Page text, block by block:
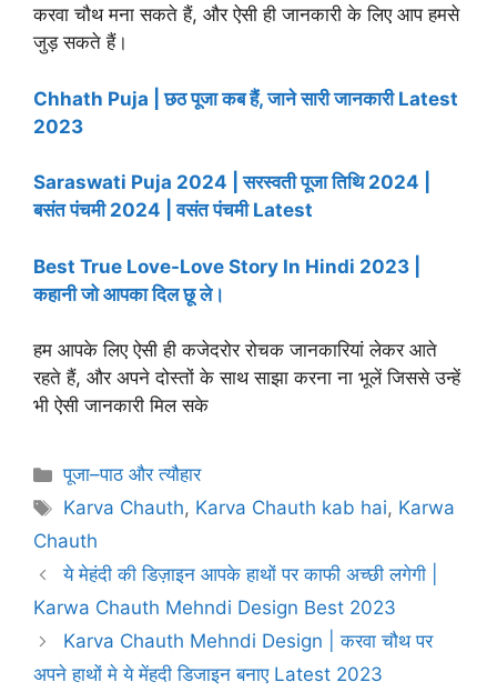
करवा चौथ मना सकते हैं, और ऐसी ही जानकारी के लिए आप हमसे
जुड़ सकते हैं।
Chhath Puja | छठ पूजा कब हैं, जाने सारी जानकारी Latest
2023
Saraswati Puja 2024 | सरस्वती पूजा तिथि 2024 |
बसंत पंचमी 2024 | वसंत पंचमी Latest
Best True Love-Love Story In Hindi 2023 |
कहानी जो आपका दिल छू ले।
हम आपके लिए ऐसी ही कजेदरोर रोचक जानकारियां लेकर आते
रहते हैं, और अपने दोस्तों के साथ साझा करना ना भूलें जिससे उन्हें
भी ऐसी जानकारी मिल सके
Categories
पूजा–पाठ और त्यौहार
Tags
Karva Chauth, Karva Chauth kab hai, Karwa
Chauth
ये मेहंदी की डिज़ाइन आपके हाथों पर काफी अच्छी लगेगी |
Karwa Chauth Mehndi Design Best 2023
Karva Chauth Mehndi Design | करवा चौथ पर
अपने हाथों मे ये मेंहदी डिजाइन बनाए Latest 2023